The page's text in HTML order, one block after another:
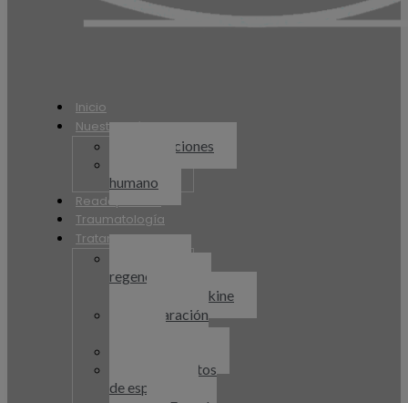
Inicio
Nuestra Clínica
Instalaciones
humano
Readaptación
Traumatología
Tratamientos
regenerativa
Orthokine
Preparación
Tratamientos
de espalda